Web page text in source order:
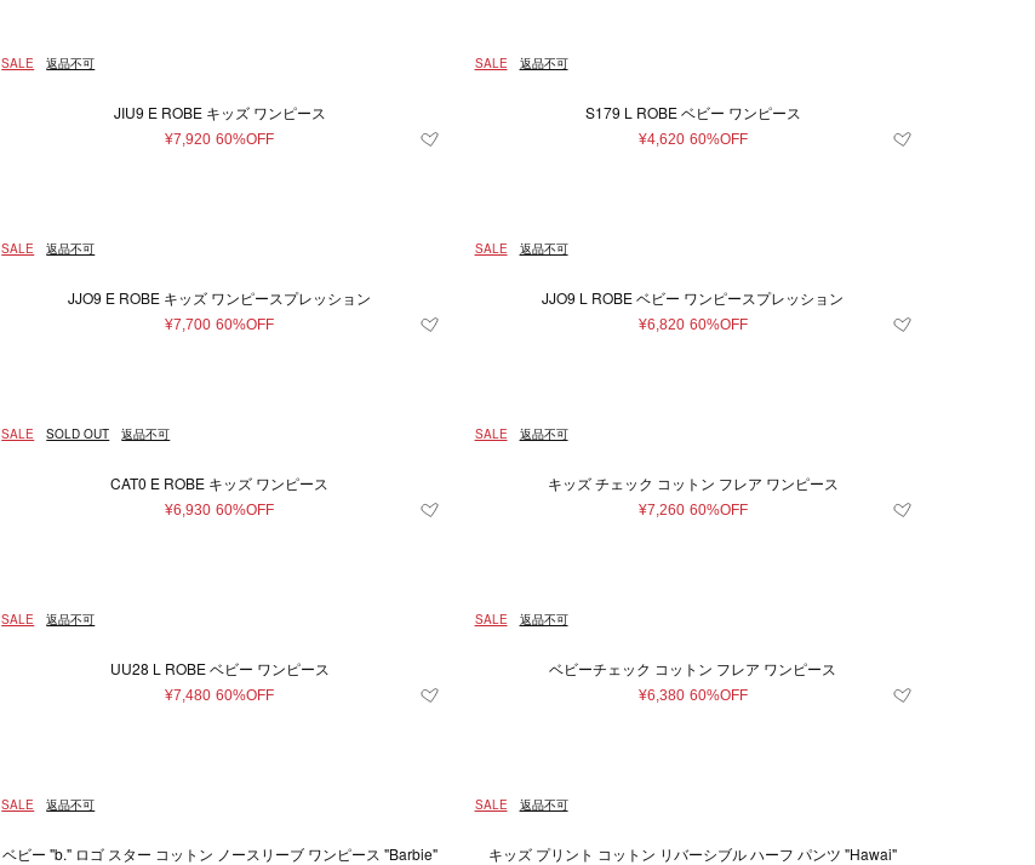
SALE 返品不可
JIU9 E ROBE キッズ ワンピース
¥7,920 60%OFF
SALE 返品不可
S179 L ROBE ベビー ワンピース
¥4,620 60%OFF
SALE 返品不可
JJO9 E ROBE キッズ ワンピースプレッション
¥7,700 60%OFF
SALE 返品不可
JJO9 L ROBE ベビー ワンピースプレッション
¥6,820 60%OFF
SALE SOLD OUT 返品不可
CAT0 E ROBE キッズ ワンピース
¥6,930 60%OFF
SALE 返品不可
キッズ チェック コットン フレア ワンピース
¥7,260 60%OFF
SALE 返品不可
UU28 L ROBE ベビー ワンピース
¥7,480 60%OFF
SALE 返品不可
ベビーチェック コットン フレア ワンピース
¥6,380 60%OFF
SALE 返品不可
ベビー "b." ロゴ スター コットン ノースリーブ ワンピース "Barbie"
SALE 返品不可
キッズ プリント コットン リバーシブル ハーフ パンツ "Hawai"